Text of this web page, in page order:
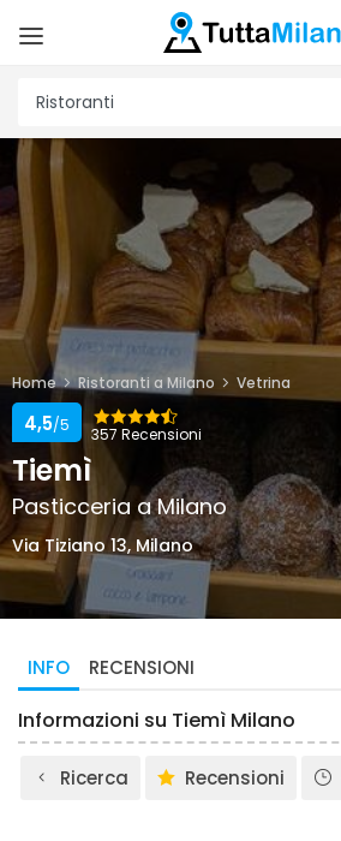
Home Ristoranti a Milano Vetrina
357 Recensioni
4,5/5
Tiemì
Pasticceria a Milano
Via Tiziano 13, Milano
INFO RECENSIONI
Informazioni su Tiemì Milano
Ricerca Recensioni